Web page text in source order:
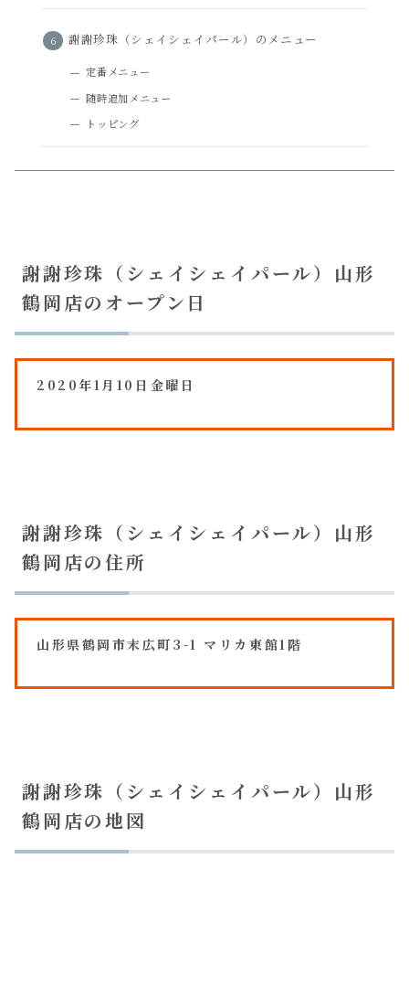
謝謝珍珠（シェイシェイパール）のメニュー
定番メニュー
随時追加メニュー
トッピング
謝謝珍珠（シェイシェイパール）山形
鶴岡店のオープン日
2020年1月10日金曜日
謝謝珍珠（シェイシェイパール）山形
鶴岡店の住所
山形県鶴岡市末広町3-1 マリカ東館1階
謝謝珍珠（シェイシェイパール）山形
鶴岡店の地図